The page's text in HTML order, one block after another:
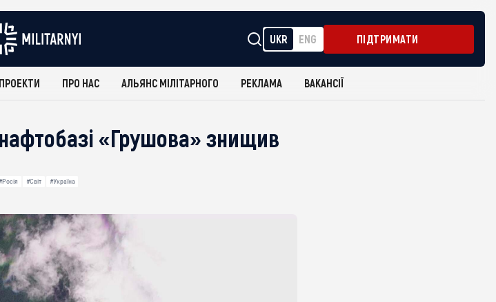
UKR ENG ПІДТРИМАТИ
ПРО НАС АЛЬЯНС МІЛІТАРНОГО РЕКЛАМА ВАКАНСІЇ
«Грушова» знищив
#Світ #Україна